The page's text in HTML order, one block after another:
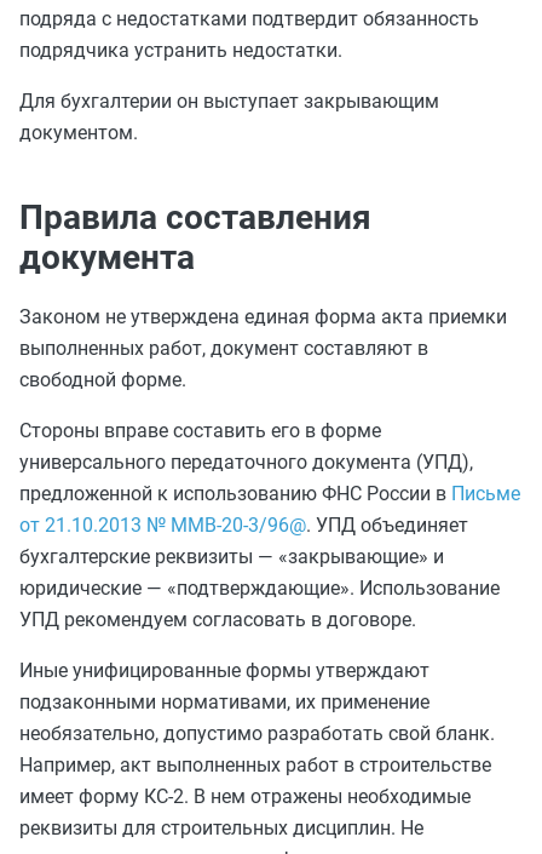
подряда с недостатками подтвердит обязанность
подрядчика устранить недостатки.
Для бухгалтерии он выступает закрывающим
документом.
Правила составления
документа
Законом не утверждена единая форма акта приемки
выполненных работ, документ составляют в
свободной форме.
Стороны вправе составить его в форме
универсального передаточного документа (УПД),
предложенной к использованию ФНС России в Письме
от 21.10.2013 № ММВ-20-3/96@. УПД объединяет
бухгалтерские реквизиты — «закрывающие» и
юридические — «подтверждающие». Использование
УПД рекомендуем согласовать в договоре.
Иные унифицированные формы утверждают
подзаконными нормативами, их применение
необязательно, допустимо разработать свой бланк.
Например, акт выполненных работ в строительстве
имеет форму КС-2. В нем отражены необходимые
реквизиты для строительных дисциплин. Не